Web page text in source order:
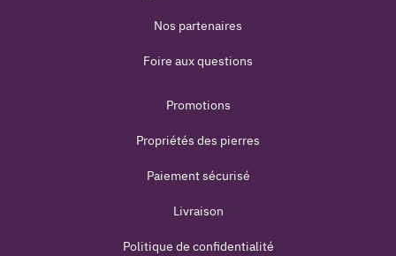
Nos partenaires
Foire aux questions
Promotions
Propriétés des pierres
Paiement sécurisé
Livraison
Politique de confidentialité